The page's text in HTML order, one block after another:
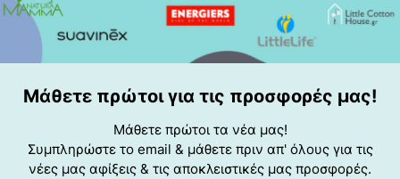
Μάθετε πρώτοι για τις προσφορές μας!
Μάθετε πρώτοι τα νέα μας!
Συμπληρώστε το email & μάθετε πριν απ' όλους για τις
νέες μας αφίξεις & τις αποκλειστικές μας προσφορές.